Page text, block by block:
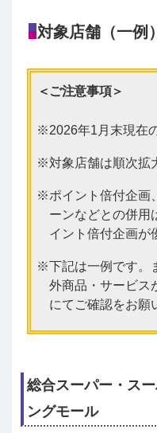
対象店舗（一例）
＜ご注意事項＞
2026年1月末現在
対象店舗は順次拡
ポイント倍付企画
ーンなどとの併用
イント倍付企画が
下記は一例です。
外商品・サービス
にてご確認をお願
総合スーパー・ス
ングモール